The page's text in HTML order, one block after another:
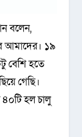
বলেন,
আমাদের। ১৯
বেশি হতে
গেছি।
হল চালু